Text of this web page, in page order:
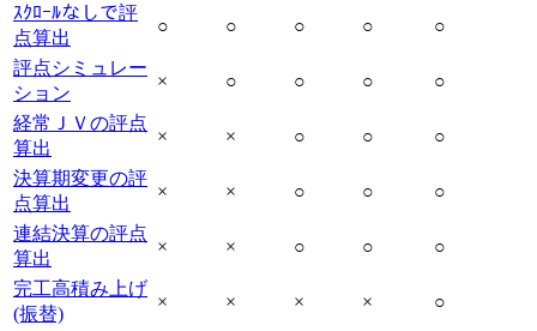
ｽｸﾛｰﾙなしで評
点算出
○ ○ ○ ○ ○
評点シミュレー
ション
× ○ ○ ○ ○
経常ＪＶの評点
算出
× × ○ ○ ○
決算期変更の評
点算出
× × ○ ○ ○
連結決算の評点
算出
× × ○ ○ ○
完工高積み上げ
(振替)
× × × × ○